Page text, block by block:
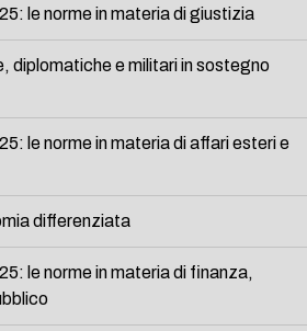
le norme in materia di giustizia
diplomatiche e militari in sostegno
le norme in materia di affari esteri e
differenziata
le norme in materia di finanza,